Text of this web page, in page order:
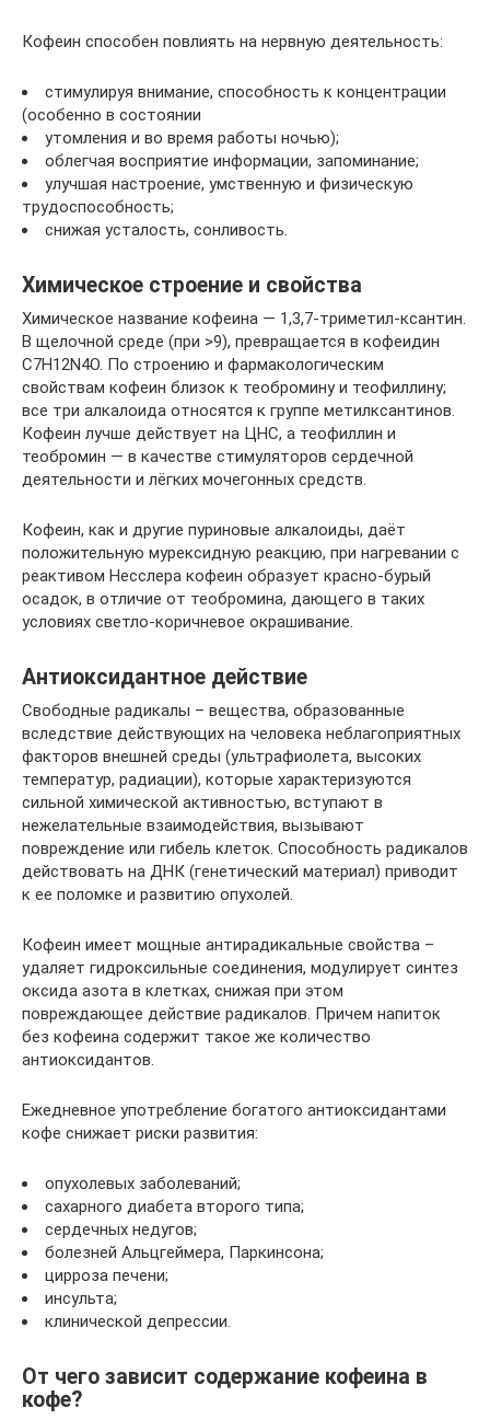
Кофеин способен повлиять на нервную деятельность:
стимулируя внимание, способность к концентрации
(особенно в состоянии
утомления и во время работы ночью);
облегчая восприятие информации, запоминание;
улучшая настроение, умственную и физическую
трудоспособность;
снижая усталость, сонливость.
Химическое строение и свойства
Химическое название кофеина — 1,3,7-триметил-ксантин.
В щелочной среде (при >9), превращается в кофеидин
C7H12N4O. По строению и фармакологическим
свойствам кофеин близок к теобромину и теофиллину;
все три алкалоида относятся к группе метилксантинов.
Кофеин лучше действует на ЦНС, а теофиллин и
теобромин — в качестве стимуляторов сердечной
деятельности и лёгких мочегонных средств.
Кофеин, как и другие пуриновые алкалоиды, даёт
положительную мурексидную реакцию, при нагревании с
реактивом Несслера кофеин образует красно-бурый
осадок, в отличие от теобромина, дающего в таких
условиях светло-коричневое окрашивание.
Антиоксидантное действие
Свободные радикалы – вещества, образованные
вследствие действующих на человека неблагоприятных
факторов внешней среды (ультрафиолета, высоких
температур, радиации), которые характеризуются
сильной химической активностью, вступают в
нежелательные взаимодействия, вызывают
повреждение или гибель клеток. Способность радикалов
действовать на ДНК (генетический материал) приводит
к ее поломке и развитию опухолей.
Кофеин имеет мощные антирадикальные свойства –
удаляет гидроксильные соединения, модулирует синтез
оксида азота в клетках, снижая при этом
повреждающее действие радикалов. Причем напиток
без кофеина содержит такое же количество
антиоксидантов.
Ежедневное употребление богатого антиоксидантами
кофе снижает риски развития:
опухолевых заболеваний;
сахарного диабета второго типа;
сердечных недугов;
болезней Альцгеймера, Паркинсона;
цирроза печени;
инсульта;
клинической депрессии.
От чего зависит содержание кофеина в
кофе?